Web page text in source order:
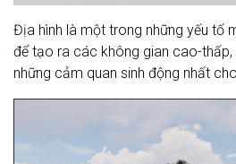
Địa hình là một trong những yếu tố
để tạo ra các không gian cao-thấp,
những cảm quan sinh động nhất